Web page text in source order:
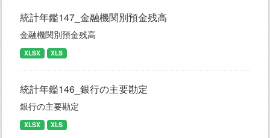
統計年鑑147_金融機関別預金残高
金融機関別預金残高
XLSX XLS
統計年鑑146_銀行の主要勘定
銀行の主要勘定
XLSX XLS